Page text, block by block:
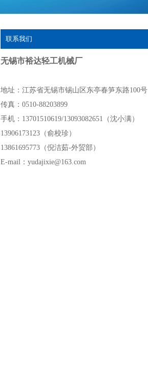
联系我们
无锡市裕达轻工机械厂
地址：江苏省无锡市锡山区东亭春笋东路100号
传真：0510-88203899
手机：13701510619/13093082651（沈小满）
13906173123（俞校珍）
13861695773（倪洁茹-外贸部）
E-mail：yudajixie@163.com